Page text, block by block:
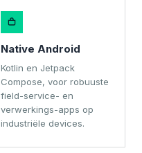
Native Android
Kotlin en Jetpack
Compose, voor robuuste
field-service- en
verwerkings-apps op
industriële devices.